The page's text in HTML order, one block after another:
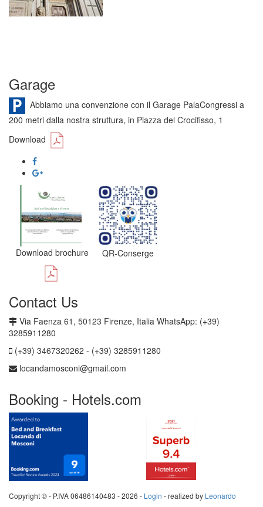
Garage
Abbiamo una convenzione con il Garage PalaCongressi a
200 metri dalla nostra struttura, in Piazza del Crocifisso, 1
Download
Download brochure QR-Conserge
Contact Us
Via Faenza 61, 50123 Firenze, Italia WhatsApp: (+39)
3285911280
(+39) 3467320262 - (+39) 3285911280
locandamosconi@gmail.com
Booking - Hotels.com
Copyright © - P.IVA 06486140483 -2026 - Login - realized by Leonardo